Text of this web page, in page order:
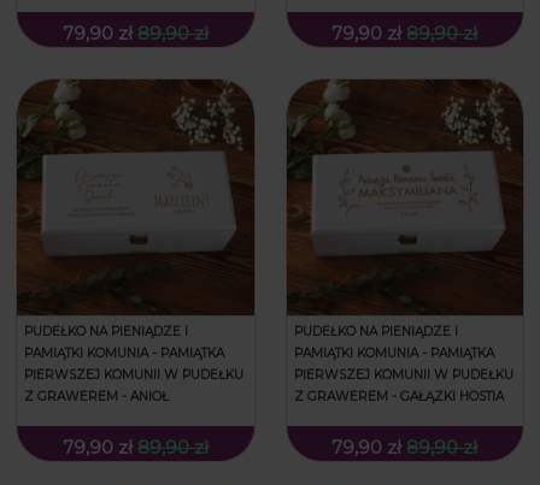
79,90 zł 89,90 zł 79,90 zł 89,90 zł
PUDEŁKO NA PIENIĄDZE I
PAMIĄTKI KOMUNIA - PAMIĄTKA
PIERWSZEJ KOMUNII W PUDEŁKU
Z GRAWEREM - ANIOŁ
79,90 zł 89,90 zł
PUDEŁKO NA PIENIĄDZE I
PAMIĄTKI KOMUNIA - PAMIĄTKA
PIERWSZEJ KOMUNII W PUDEŁKU
Z GRAWEREM - GAŁĄZKI HOSTIA
79,90 zł 89,90 zł